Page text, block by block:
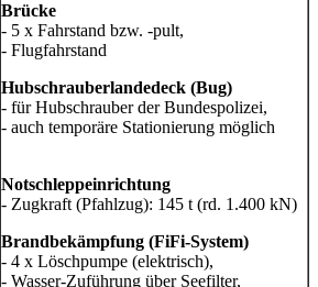
Brücke
- 5 x Fahrstand bzw. -pult,
- Flugfahrstand
Hubschrauberlandedeck (Bug)
- für Hubschrauber der Bundespolizei,
- auch temporäre Stationierung möglich
Notschleppeinrichtung
- Zugkraft (Pfahlzug): 145 t (rd. 1.400 kN)
Brandbekämpfung (FiFi-System)
- 4 x Löschpumpe (elektrisch),
- Wasser-Zuführung über Seefilter,